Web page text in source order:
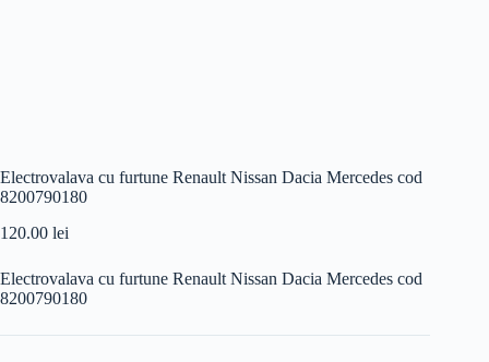
Electrovalava cu furtune Renault Nissan Dacia Mercedes cod
8200790180
120.00 lei
Electrovalava cu furtune Renault Nissan Dacia Mercedes cod
8200790180